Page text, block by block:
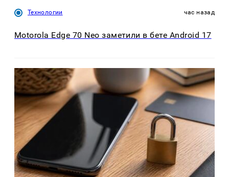
Технологии час назад
Motorola Edge 70 Neo заметили в бете Android 17